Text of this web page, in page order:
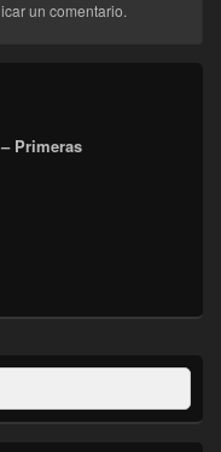
un comentario.
Primeras